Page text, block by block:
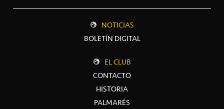
NOTICIAS
BOLETÍN DIGITAL
EL CLUB
CONTACTO
HISTORIA
PALMARÉS